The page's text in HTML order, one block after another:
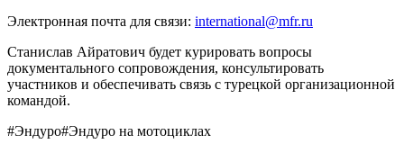
Электронная почта для связи: international@mfr.ru
Станислав Айратович будет курировать вопросы
документального сопровождения, консультировать
участников и обеспечивать связь с турецкой организационной
командой.
#Эндуро#Эндуро на мотоциклах